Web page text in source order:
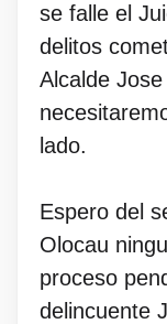
se falle el
delitos
Alcalde
lado.
Espero del
Olocau
proceso
delincuente